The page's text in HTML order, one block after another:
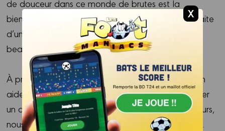
de douceur dans ce monde de brutes est la
bienvenue. Le deuxième tome de Boule à zéro traite
d’un sujet grave – les enfants hospitalisés – avec
beaucoup de sensibilité, d’humanité et d’amour.
À propos d’amour, jusqu’où iriez-vous pour venir en
aide à votre prochain ? Seriez-vous prêt à partager
un appartement ? Avant de vous installer à plusieurs,
nous vous conseillons de lire d’abord Coloc’ party.
JE JOUE !